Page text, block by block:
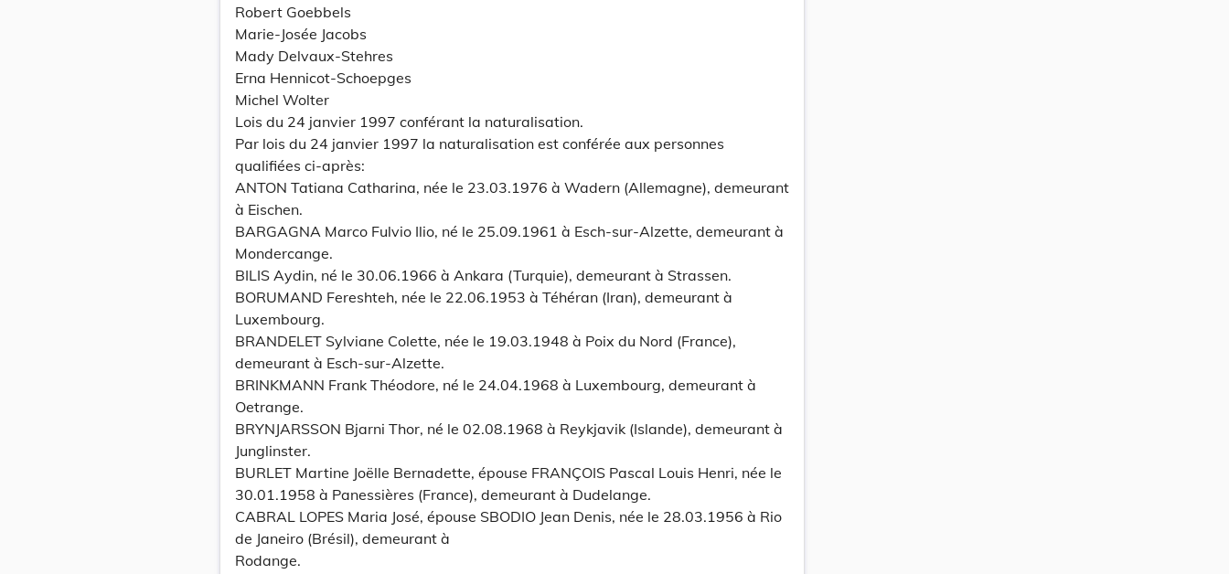
Robert Goebbels
Marie-Josée Jacobs
Mady Delvaux-Stehres
Erna Hennicot-Schoepges
Michel Wolter
Lois du 24 janvier 1997 conférant la naturalisation.
Par lois du 24 janvier 1997 la naturalisation est conférée aux personnes
qualifiées ci-après:
ANTON Tatiana Catharina, née le 23.03.1976 à Wadern (Allemagne), demeurant
à Eischen.
BARGAGNA Marco Fulvio Ilio, né le 25.09.1961 à Esch-sur-Alzette, demeurant à
Mondercange.
BILIS Aydin, né le 30.06.1966 à Ankara (Turquie), demeurant à Strassen.
BORUMAND Fereshteh, née le 22.06.1953 à Téhéran (Iran), demeurant à
Luxembourg.
BRANDELET Sylviane Colette, née le 19.03.1948 à Poix du Nord (France),
demeurant à Esch-sur-Alzette.
BRINKMANN Frank Théodore, né le 24.04.1968 à Luxembourg, demeurant à
Oetrange.
BRYNJARSSON Bjarni Thor, né le 02.08.1968 à Reykjavik (Islande), demeurant à
Junglinster.
BURLET Martine Joëlle Bernadette, épouse FRANÇOIS Pascal Louis Henri, née le
30.01.1958 à Panessières (France), demeurant à Dudelange.
CABRAL LOPES Maria José, épouse SBODIO Jean Denis, née le 28.03.1956 à Rio
de Janeiro (Brésil), demeurant à
Rodange.